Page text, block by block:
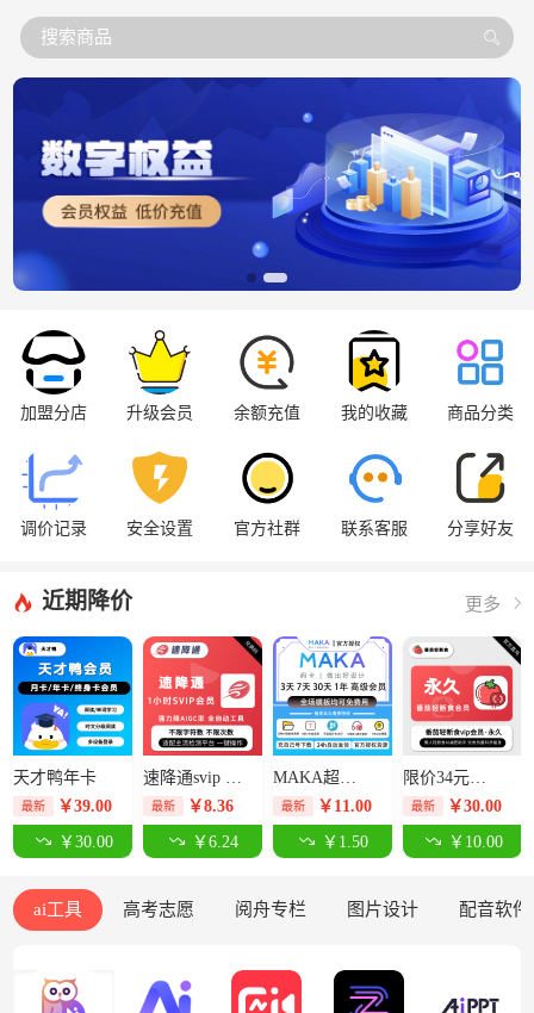
搜索商品
加盟分店 升级会员 余额充值 我的收藏 商品分类
调价记录 安全设置 官方社群 联系客服 分享好友
近期降价 更多
天才鸭年卡
最新 ￥39.00
￥30.00
速降通svip 1小时卡【限价14元】
最新 ￥8.36
￥6.24
MAKA超级会员3天-限价12.5元
最新 ￥ 11.00
￥1.50
限价34元番茄轻断食永久卡
最新 ￥30.00
￥10.00
ai工具 高考志愿 阅舟专栏 图片设计 配音软件